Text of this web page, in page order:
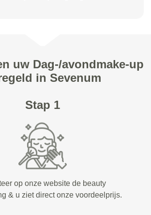
uw Dag-/avondmake-up
in Sevenum
Stap 1
op onze website de beauty
& u ziet direct onze voordeelprijs.